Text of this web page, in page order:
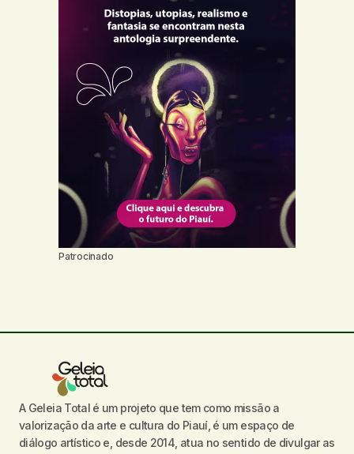
Patrocinado
A Geleia Total é um projeto que tem como missão a
valorização da arte e cultura do Piauí, é um espaço de
diálogo artístico e, desde 2014, atua no sentido de divulgar as